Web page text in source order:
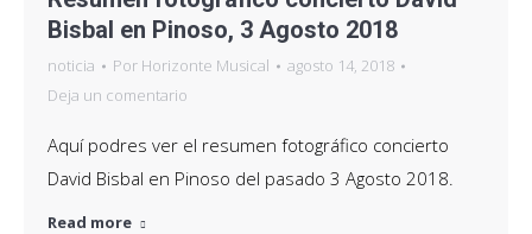
Bisbal en Pinoso, 3 Agosto 2018
noticia Por Horizonte Musical
agosto 14, 2018
Deja un comentario
Aquí podres ver el resumen fotográfico concierto
David Bisbal en Pinoso del pasado 3 Agosto 2018.
Read more